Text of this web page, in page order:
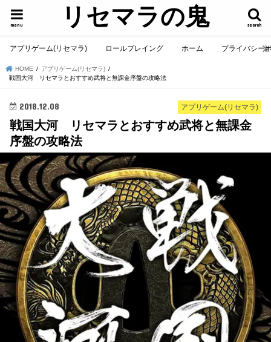
リセマラの鬼 search
menu
アプリゲーム(リセマラ) ロールプレイング ホーム プライバシー
HOME
アプリゲーム(リセマラ)
戦国大河 リセマラとおすすめ武将と無課金序盤の攻略法
アプリゲーム(リセマラ)
2018.12.08
戦国大河 リセマラとおすすめ武将と無課金
序盤の攻略法